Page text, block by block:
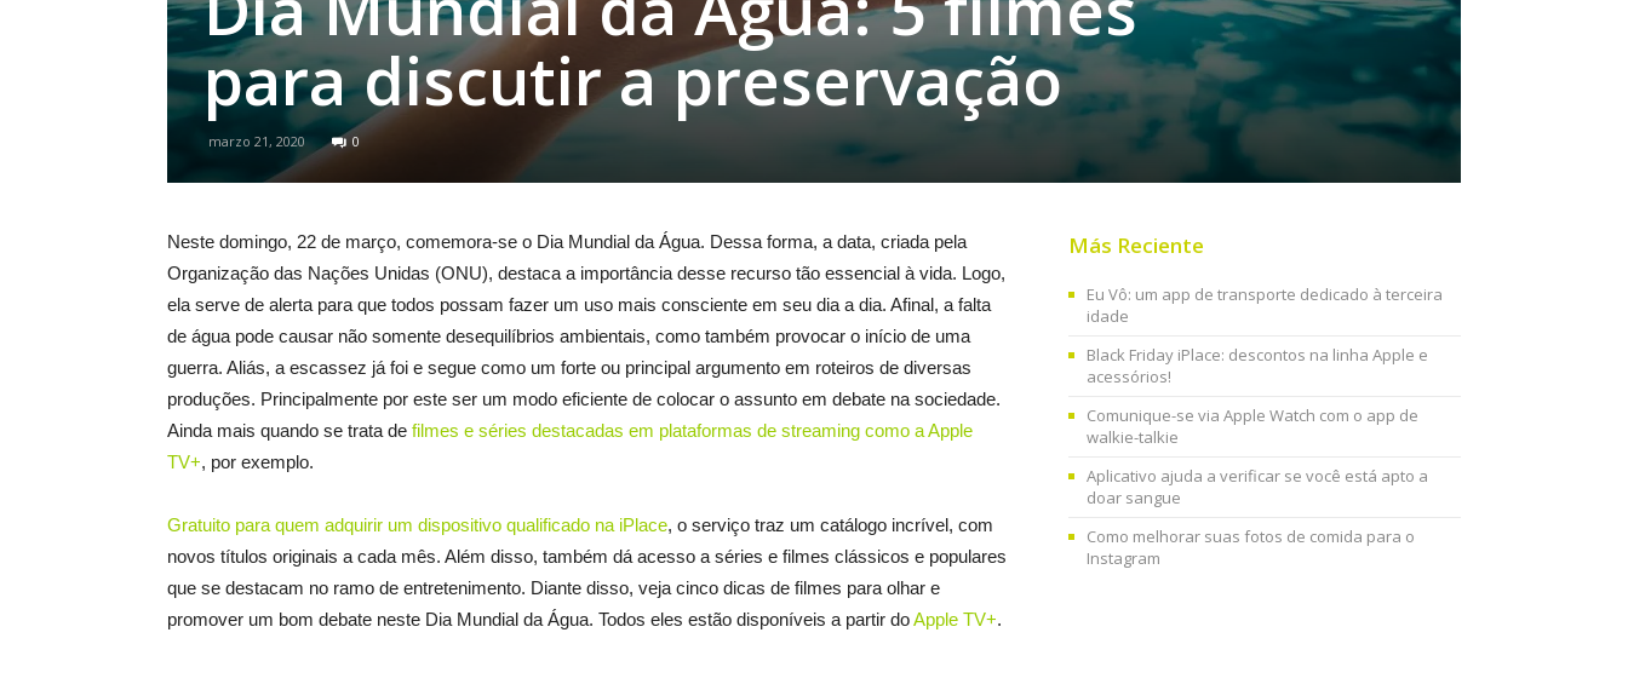
para discutir a preservação
marzo 21, 2020 0
Neste domingo, 22 de março, comemora-se o Dia Mundial da Água. Dessa forma, a data, criada pela
Organização das Nações Unidas (ONU), destaca a importância desse recurso tão essencial à vida. Logo,
ela serve de alerta para que todos possam fazer um uso mais consciente em seu dia a dia. Afinal, a falta
de água pode causar não somente desequilíbrios ambientais, como também provocar o início de uma
guerra. Aliás, a escassez já foi e segue como um forte ou principal argumento em roteiros de diversas
produções. Principalmente por este ser um modo eficiente de colocar o assunto em debate na sociedade.
Ainda mais quando se trata de filmes e séries destacadas em plataformas de streaming como a Apple
TV+, por exemplo.
Gratuito para quem adquirir um dispositivo qualificado na iPlace, o serviço traz um catálogo incrível, com
novos títulos originais a cada mês. Além disso, também dá acesso a séries e filmes clássicos e populares
que se destacam no ramo de entretenimento. Diante disso, veja cinco dicas de filmes para olhar e
promover um bom debate neste Dia Mundial da Água. Todos eles estão disponíveis a partir doApple TV+.
Más Reciente
Eu Vô: um app de transporte dedicado à terceira
idade
Black Friday iPlace: descontos na linha Apple e
acessórios!
Comunique-se via Apple Watch com o app de
walkie-talkie
Aplicativo ajuda a verificar se você está apto a
doar sangue
Como melhorar suas fotos de comida para o
Instagram